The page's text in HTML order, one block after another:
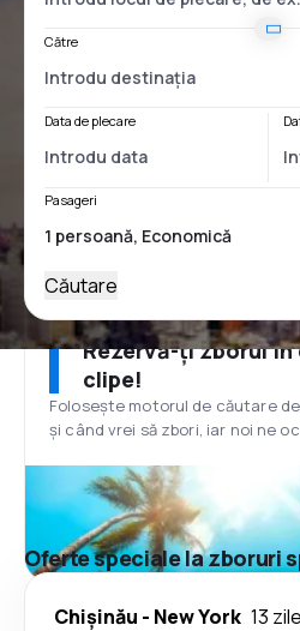
Către
Data de plecare
Pasageri
Căutare
Rezervă-ți zborul în
clipe!
Folosește motorul de căutare
și când vrei să zbori, iar noi ne
Oferte speciale la zboruri
Chişinău - New York 13 zile